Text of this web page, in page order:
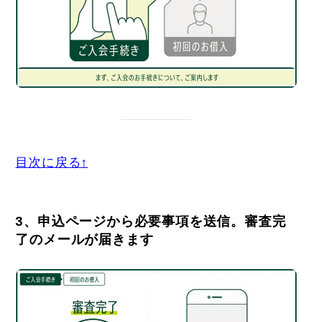
目次に戻る↑
3、申込ページから必要事項を送信。審査完
了のメールが届きます